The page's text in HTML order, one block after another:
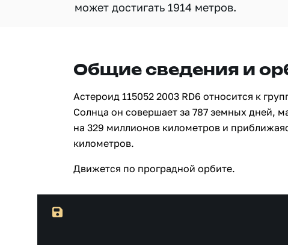
может достигать 1914 метров.
Общие сведения и
Астероид 115052 2003 RD6 относится к
Солнца он совершает за 787 земных дней,
на 329 миллионов километров и
километров.
Движется по проградной орбите.